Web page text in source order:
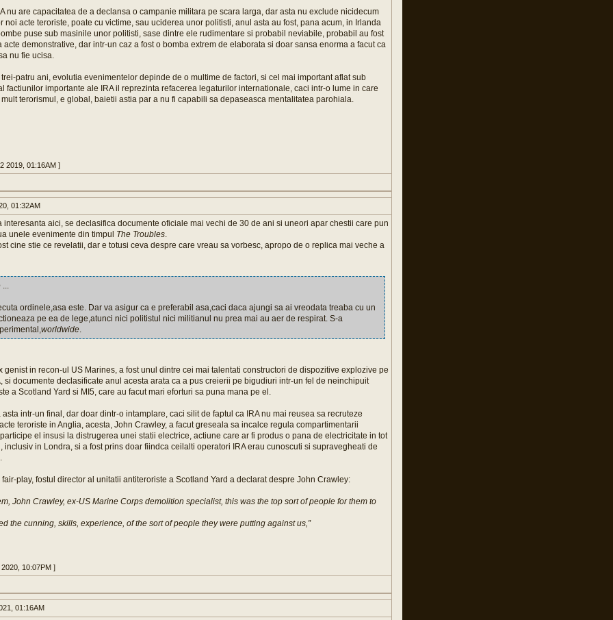
nu are capacitatea de a declansa o campanie militara pe scara larga, dar asta nu exclude nicidecum
noi acte teroriste, poate cu victime, sau uciderea unor politisti, anul asta au fost, pana acum, in Irlanda
puse sub masinile unor politisti, sase dintre ele rudimentare si probabil neviabile, probabil au fost
acte demonstrative, dar intr-un caz a fost o bomba extrem de elaborata si doar sansa enorma a facut ca
nu fie ucisa.
patru ani, evolutia evenimentelor depinde de o multime de factori, si cel mai important aflat sub
factiunilor importante ale IRA il reprezinta refacerea legaturilor internationale, caci intr-o lume in care
terorismul, e global, baietii astia par a nu fi capabili sa depaseasca mentalitatea parohiala.
2019, 01:16AM ]
01:32AM
interesanta aici, se declasifica documente oficiale mai vechi de 30 de ani si uneori apar chestii care pun
unele evenimente din timpul The Troubles.
cine stie ce revelatii, dar e totusi ceva despre care vreau sa vorbesc, apropo de o replica mai veche a
...
ordinele,asa este. Dar va asigur ca e preferabil asa,caci daca ajungi sa ai vreodata treaba cu un
pe ea de lege,atunci nici politistul nici militianul nu prea mai au aer de respirat. S-a
worldwide.
genist in recon-ul US Marines, a fost unul dintre cei mai talentati constructori de dispozitive explozive pe
si documente declasificate anul acesta arata ca a pus creierii pe bigudiuri intr-un fel de neinchipuit
a Scotland Yard si MI5, care au facut mari eforturi sa puna mana pe el.
asta intr-un final, dar doar dintr-o intamplare, caci silit de faptul ca IRA nu mai reusea sa recruteze
teroriste in Anglia, acesta, John Crawley, a facut greseala sa incalce regula compartimentarii
el insusi la distrugerea unei statii electrice, actiune care ar fi produs o pana de electricitate in tot
inclusiv in Londra, si a fost prins doar fiindca ceilalti operatori IRA erau cunoscuti si supravegheati de
play, fostul director al unitatii antiteroriste a Scotland Yard a declarat despre John Crawley:
John Crawley, ex-US Marine Corps demolition specialist, this was the top sort of people for them to
the cunning, skills, experience, of the sort of people they were putting against us,”
10:07PM ]
01:16AM